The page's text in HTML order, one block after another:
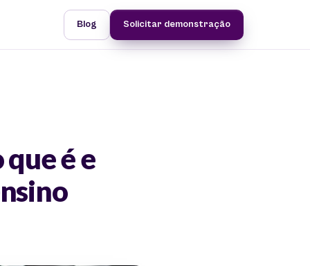
Blog Solicitar demonstração
é e